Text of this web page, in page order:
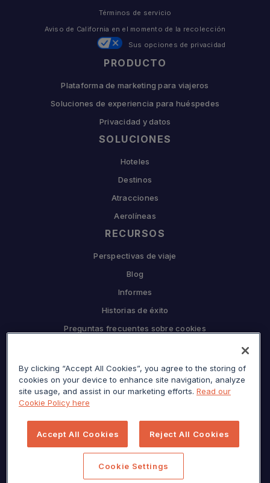
PRODUCTO
Plataforma de marketing para viajeros
Soluciones de experiencia para huéspedes
Privacidad y datos
SOLUCIONES
Hoteles
Destinos
Atracciones
Aerolíneas
RECURSOS
Perspectivas de viaje
Blog
Informes
Historias de éxito
Preguntas frecuentes sobre cookies
Por qué Sojern
Prensa
Centro de privacidad
Términos de servicio
Aviso de California en el momento de la recolección
Sus opciones de privacidad
By clicking “Accept All Cookies”, you agree to the storing of
cookies on your device to enhance site navigation, analyze
site usage, and assist in our marketing efforts. Read our
Cookie Policy here
Accept All Cookies Reject All Cookies
Cookie Settings